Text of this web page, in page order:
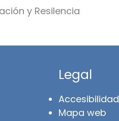
Legal
Accesibilidad
Mapa web